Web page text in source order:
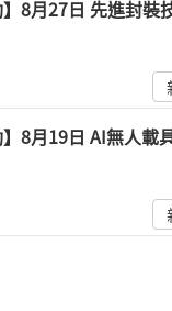
】8月27日 先進封裝
】8月19日 AI無人載